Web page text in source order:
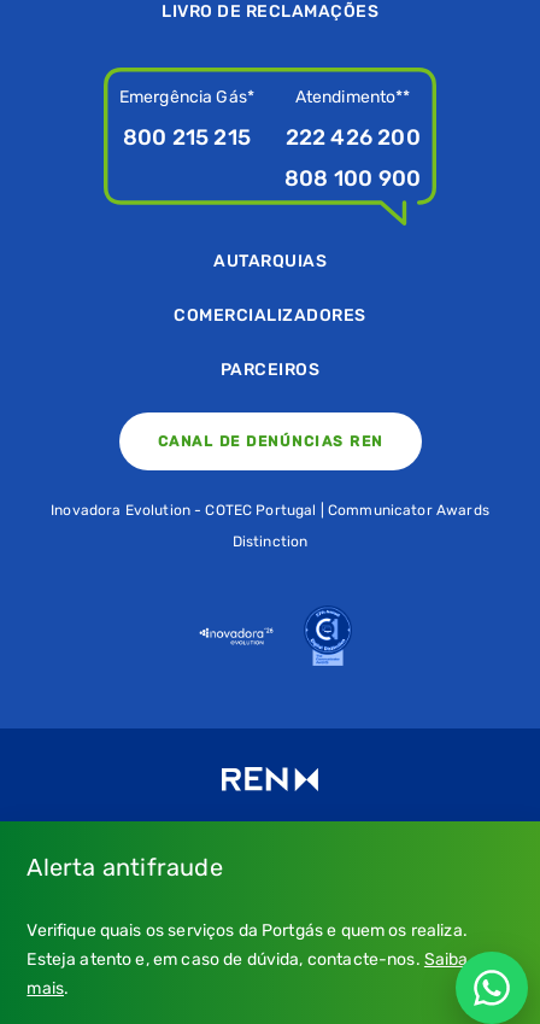
LIVRO DE RECLAMAÇÕES
Emergência Gás*
800 215 215
Atendimento**
222 426 200
808 100 900
AUTARQUIAS
COMERCIALIZADORES
PARCEIROS
CANAL DE DENÚNCIAS REN
Inovadora Evolution - COTEC Portugal | Communicator Awards
Distinction
a nossaPolítica de Cookies.
* Emergência Gás: 24 horas, chamada grátis.
** Atendimento: dias úteis, 9h-21h; chamada para a rede fixa
Alerta antifraude
Verifique quais os serviços da Portgás e quem os realiza.
Esteja atento e, em caso de dúvida, contacte-nos. Saiba
mais.